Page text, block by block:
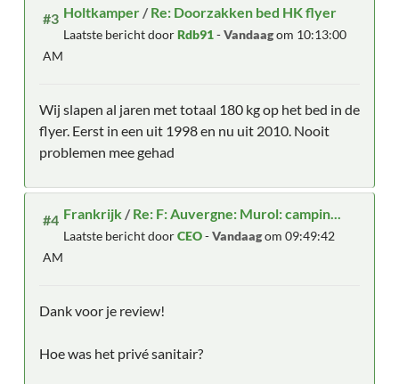
#3 Holtkamper /Re: Doorzakken bed HK flyer
Laatste bericht doorRdb91-Vandaagom 10:13:00
AM
Wij slapen al jaren met totaal 180 kg op het bed in de
flyer. Eerst in een uit 1998 en nu uit 2010. Nooit
problemen mee gehad
#4 Frankrijk /Re: F: Auvergne: Murol: campin...
Laatste bericht doorCEO-Vandaagom 09:49:42
AM
Dank voor je review!
Hoe was het privé sanitair?